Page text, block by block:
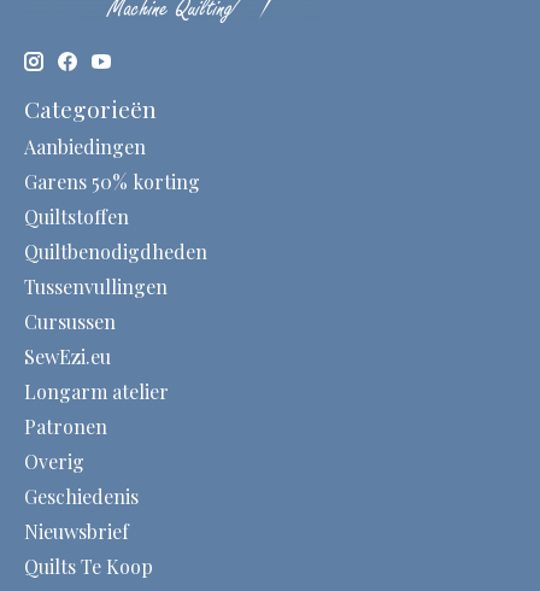
Categorieën
Aanbiedingen
Garens 50% korting
Quiltstoffen
Quiltbenodigdheden
Tussenvullingen
Cursussen
SewEzi.eu
Longarm atelier
Patronen
Overig
Geschiedenis
Nieuwsbrief
Quilts Te Koop